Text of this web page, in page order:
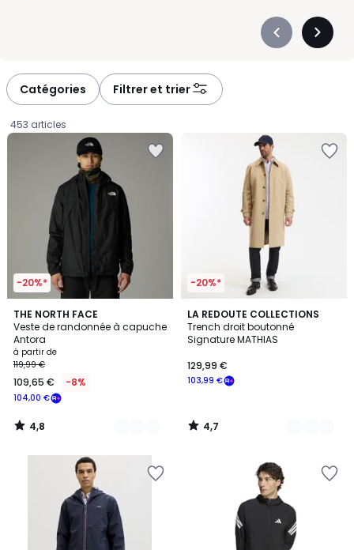
Précédent
Catégories Filtrer et trier
453 articles
-20%*
THE NORTH FACE
Veste de randonnée à capuche
Antora
Prix
à
partir
de
109,65
€
à partir de
104,00 €
119,99 €
109,65 € -8%
4,8
/ 5
2
Couleurs
4,8
/
-20%*
LA REDOUTE COLLECTIONS
Trench droit boutonné
Signature MATHIAS
103,99 €
129,99 €
4,7
/ 5
2
Couleurs
4,7
/